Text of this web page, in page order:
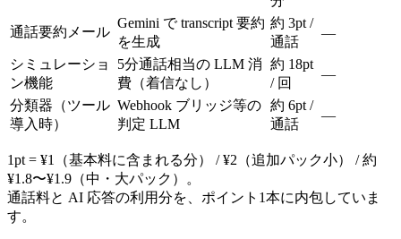
通話要約メール
Gemini で transcript 要約
を生成
約 3pt /
通話
—
シミュレーショ
ン機能
5分通話相当の LLM 消
費（着信なし）
約 18pt
/ 回
—
分類器（ツール
導入時）
Webhook ブリッジ等の
判定 LLM
約 6pt /
通話
—
1pt = ¥1（基本料に含まれる分） / ¥2（追加パック小） / 約
¥1.8〜¥1.9（中・大パック）。
通話料と AI 応答の利用分を、ポイント1本に内包していま
す。